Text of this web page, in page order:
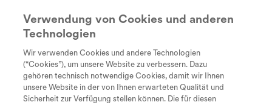
Tastaturkürzel zur Bedienung der
Every Day
Unstoppable
Diagnose
Therapie &
Behandlung
Suche
search
Für Eltern
Verwendung von Cookies und anderen
Technologien
Wir verwenden Cookies und andere Technologien
(“Cookies”), um unsere Website zu verbessern. Dazu
gehören technisch notwendige Cookies, damit wir Ihnen
unsere Website in der von Ihnen erwarteten Qualität und
Sicherheit zur Verfügung stellen können. Die für diesen